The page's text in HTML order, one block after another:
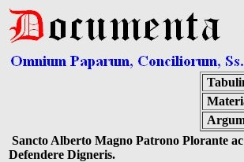
Sancto Alberto Magno Patrono Plorante
Defendere Digneris.